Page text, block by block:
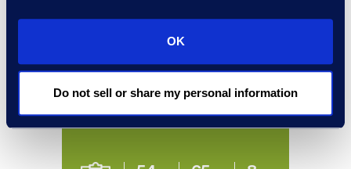
OK
Do not sell or share my personal information
できるようになり、その結果、
ネスレビューが実現しました。